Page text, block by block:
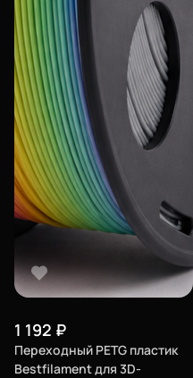
1 192 ₽
Переходный PETG пластик
Bestfilament для 3D-